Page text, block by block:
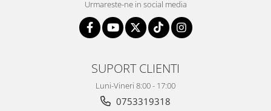
Urmareste-ne in social media
SUPORT CLIENTI
Luni-Vineri 8:00 - 17:00
0753319318